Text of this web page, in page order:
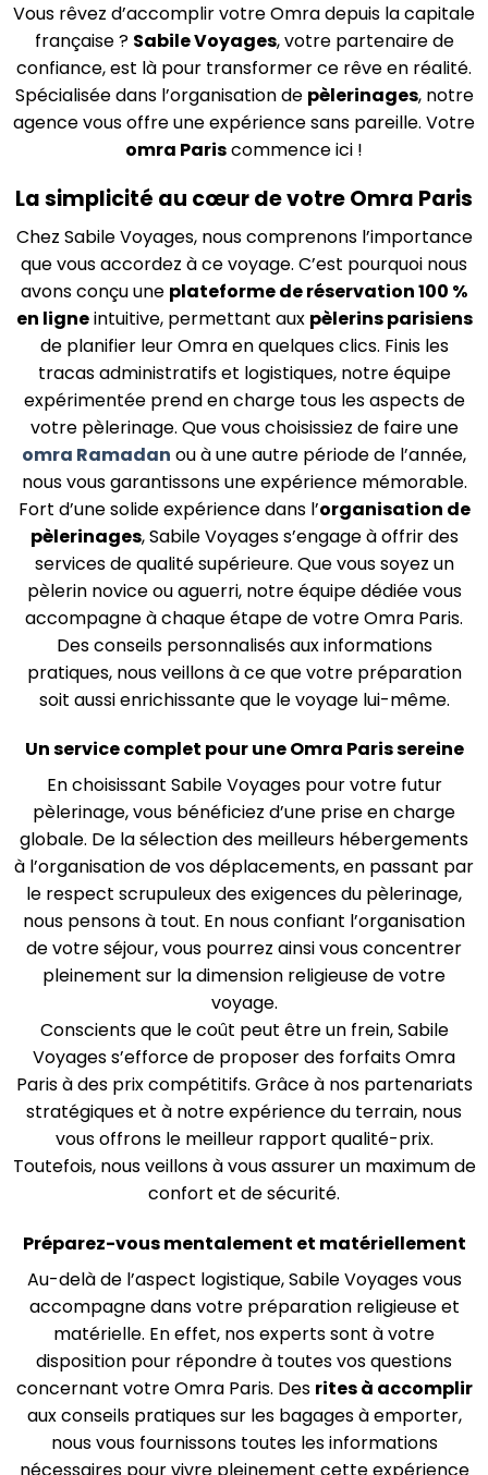
Vous rêvez d’accomplir votre Omra depuis la capitale
française ? Sabile Voyages, votre partenaire de
confiance, est là pour transformer ce rêve en réalité.
Spécialisée dans l’organisation de pèlerinages, notre
agence vous offre une expérience sans pareille. Votre
omra Pariscommence ici !
La simplicité au cœur de votre Omra Paris
Chez Sabile Voyages, nous comprenons l’importance
que vous accordez à ce voyage. C’est pourquoi nous
avons conçu une plateforme de réservation 100 %
en ligneintuitive, permettant aux pèlerins parisiens
de planifier leur Omra en quelques clics. Finis les
tracas administratifs et logistiques, notre équipe
expérimentée prend en charge tous les aspects de
votre pèlerinage. Que vous choisissiez de faire une
omra Ramadan ou à une autre période de l’année,
nous vous garantissons une expérience mémorable.
Fort d’une solide expérience dans l’organisation de
pèlerinages, Sabile Voyages s’engage à offrir des
services de qualité supérieure. Que vous soyez un
pèlerin novice ou aguerri, notre équipe dédiée vous
accompagne à chaque étape de votre Omra Paris.
Des conseils personnalisés aux informations
pratiques, nous veillons à ce que votre préparation
soit aussi enrichissante que le voyage lui-même.
Un service complet pour une Omra Paris sereine
En choisissant Sabile Voyages pour votre futur
pèlerinage, vous bénéficiez d’une prise en charge
globale. De la sélection des meilleurs hébergements
à l’organisation de vos déplacements, en passant par
le respect scrupuleux des exigences du pèlerinage,
nous pensons à tout. En nous confiant l’organisation
de votre séjour, vous pourrez ainsi vous concentrer
pleinement sur la dimension religieuse de votre
voyage.
Conscients que le coût peut être un frein, Sabile
Voyages s’efforce de proposer des forfaits Omra
Paris à des prix compétitifs. Grâce à nos partenariats
stratégiques et à notre expérience du terrain, nous
vous offrons le meilleur rapport qualité-prix.
Toutefois, nous veillons à vous assurer un maximum de
confort et de sécurité.
Préparez-vous mentalement et matériellement
Au-delà de l’aspect logistique, Sabile Voyages vous
accompagne dans votre préparation religieuse et
matérielle. En effet, nos experts sont à votre
disposition pour répondre à toutes vos questions
concernant votre Omra Paris. Des rites à accomplir
aux conseils pratiques sur les bagages à emporter,
nous vous fournissons toutes les informations